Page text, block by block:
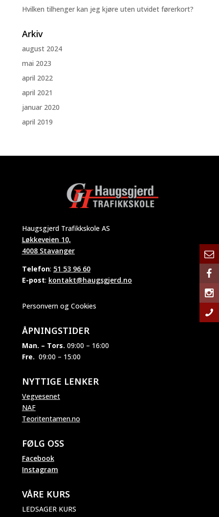
Hvilken tilhenger kan jeg kjøre uten utvidet førerkort?
Arkiv
august 2024
mai 2023
april 2022
april 2021
januar 2020
april 2019
Haugsgjerd Trafikkskole AS
Løkkeveien 10,
4008 Stavanger
Telefon: 51 53 96 60
E-post: kontakt@haugsgjerd.no
Personvern og Cookies
ÅPNINGSTIDER
Man. – Tors. 09:00 – 16:00
Fre. 09:00 – 15:00
NYTTIGE LENKER
Vegvesenet
NAF
Teoritentamen.no
FØLG OSS
Facebook
Instagram
VÅRE KURS
LEDSAGER KURS